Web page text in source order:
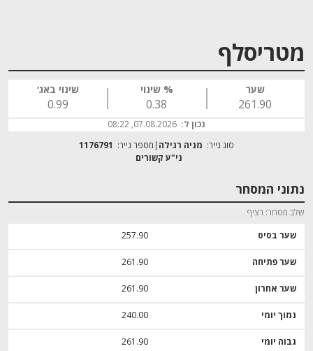
מטריסלף
שער
261.90
% שינוי
0.38
שינוי באג׳
0.99
נכון ל: 07.08.2026, 08:22
סוג נייר: מניה רגילה מספר נייר: 1176791
נתוני המסחר
שלב מסחר רציף
שער בסיס 257.90
שער פתיחה 261.90
שער אחרון 261.90
נמוך יומי 240.00
גבוה יומי 261.90